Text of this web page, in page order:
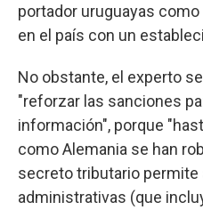
portador uruguayas
en el país con un
No obstante, el experto
"reforzar las sanciones
información", porque
como Alemania se han
secreto tributario permite
administrativas (que